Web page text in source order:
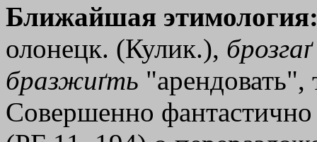
Ближайшая
олонецк. (Кулик.), брозгаґ
бразжиґть
Совершенно